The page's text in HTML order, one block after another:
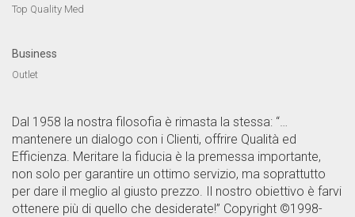
Top Quality Med
Business
Outlet
Dal 1958 la nostra filosofia è rimasta la stessa: “…
mantenere un dialogo con i Clienti, offrire Qualità ed
Efficienza. Meritare la fiducia è la premessa importante,
non solo per garantire un ottimo servizio, ma soprattutto
per dare il meglio al giusto prezzo. Il nostro obiettivo è farvi
ottenere più di quello che desiderate!” Copyright ©1998-